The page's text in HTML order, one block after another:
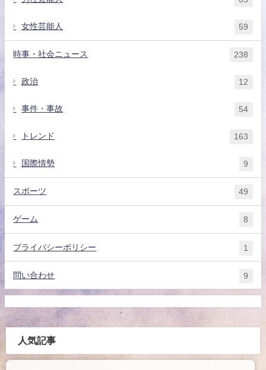
女性芸能人 59
時事・社会ニュース 238
政治 12
事件・事故 54
トレンド 163
国際情勢 9
スポーツ 49
ゲーム 8
プライバシーポリシー 1
問い合わせ 9
人気記事